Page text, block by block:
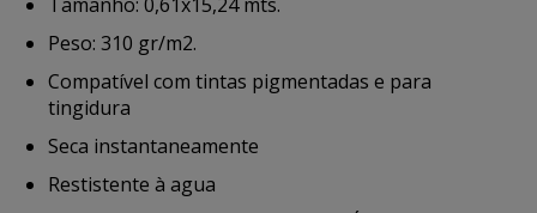
Peso: 310 gr/m2.
Compatível com tintas pigmentadas e para
tingidura
Seca instantaneamente
Restistente à agua